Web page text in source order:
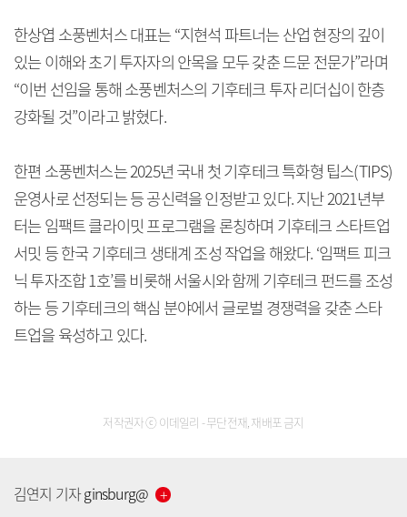
한상엽 소풍벤처스 대표는 “지현석 파트너는 산업 현장의 깊이
있는 이해와 초기 투자자의 안목을 모두 갖춘 드문 전문가”라며
“이번 선임을 통해 소풍벤처스의 기후테크 투자 리더십이 한층
강화될 것”이라고 밝혔다.
한편 소풍벤처스는 2025년 국내 첫 기후테크 특화형 팁스(TIPS)
운영사로 선정되는 등 공신력을 인정받고 있다. 지난 2021년부
터는 임팩트 클라이밋 프로그램을 론칭하며 기후테크 스타트업
서밋 등 한국 기후테크 생태계 조성 작업을 해왔다. ‘임팩트 피크
닉 투자조합 1호’를 비롯해 서울시와 함께 기후테크 펀드를 조성
하는 등 기후테크의 핵심 분야에서 글로벌 경쟁력을 갖춘 스타
트업을 육성하고 있다.
저작권자 ⓒ 이데일리 - 무단전재, 재배포 금지
김연지 기자ginsburg@